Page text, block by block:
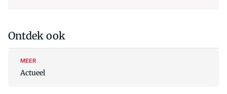
Ontdek ook
MEER
Actueel